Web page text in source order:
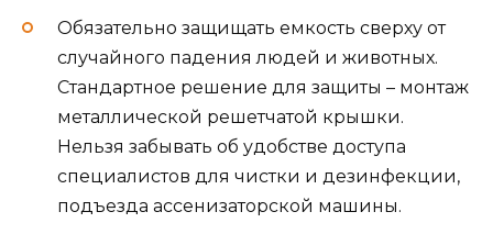
Обязательно защищать емкость сверху от
случайного падения людей и животных.
Стандартное решение для защиты – монтаж
металлической решетчатой крышки.
Нельзя забывать об удобстве доступа
специалистов для чистки и дезинфекции,
подъезда ассенизаторской машины.